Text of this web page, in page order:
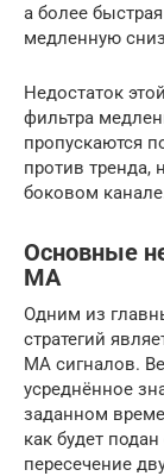
а более
медленную
Недостаток
фильтра
пропускаются
против тренда,
боковом
Основные
МА
Одним из
стратегий
МА сигналов.
усреднённое
заданном
как будет
пересечение